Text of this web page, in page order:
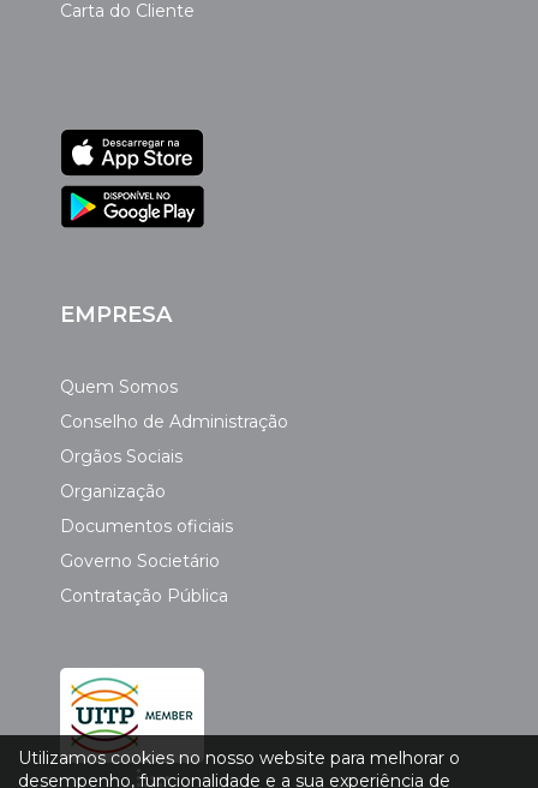
Carta do Cliente
EMPRESA
Quem Somos
Conselho de Administração
Orgãos Sociais
Organização
Documentos oficiais
Governo Societário
Contratação Pública
Utilizamos cookies no nosso website para melhorar o
desempenho, funcionalidade e a sua experiência de